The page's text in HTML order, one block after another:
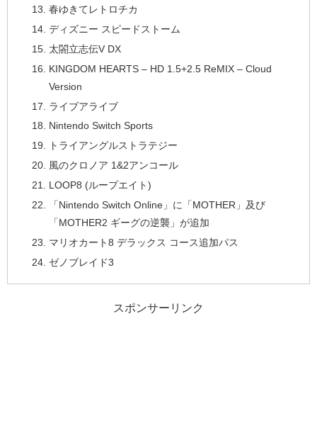
春ゆきてレトロチカ
ディズニー スピードストーム
太閤立志伝V DX
KINGDOM HEARTS – HD 1.5+2.5 ReMIX – Cloud
Version
ライブアライブ
Nintendo Switch Sports
トライアングルストラテジー
風のクロノア 1&2アンコール
LOOP8 (ループエイト)
「Nintendo Switch Online」に「MOTHER」及び
「MOTHER2 ギーグの逆襲」が追加
マリオカート8 デラックス コース追加パス
ゼノブレイド3
スポンサーリンク